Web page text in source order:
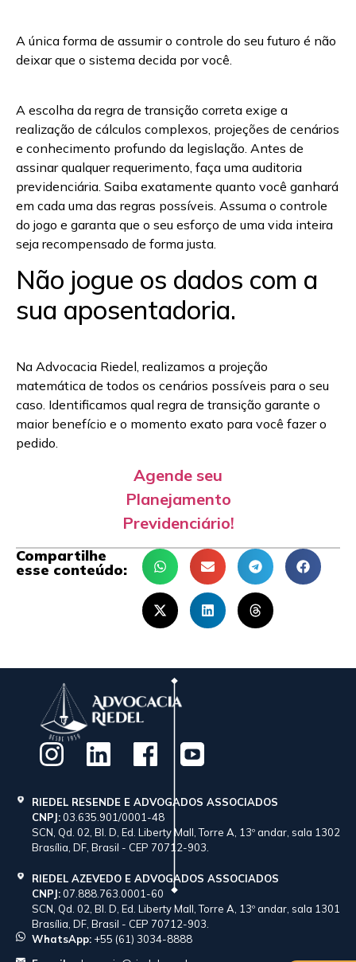
A única forma de assumir o controle do seu futuro é não
deixar que o sistema decida por você.
A escolha da regra de transição correta exige a
realização de cálculos complexos, projeções de cenários
e conhecimento profundo da legislação. Antes de
assinar qualquer requerimento, faça uma auditoria
previdenciária. Saiba exatamente quanto você ganhará
em cada uma das regras possíveis. Assuma o controle
do jogo e garanta que o seu esforço de uma vida inteira
seja recompensado de forma justa.
Não jogue os dados com a
sua aposentadoria.
Na Advocacia Riedel, realizamos a projeção
matemática de todos os cenários possíveis para o seu
caso. Identificamos qual regra de transição garante o
maior benefício e o momento exato para você fazer o
pedido.
Agende seu
Planejamento
Previdenciário!
Compartilhe
esse conteúdo:
RIEDEL RESENDE E ADVOGADOS ASSOCIADOS
CNPJ:03.635.901/0001-48
SCN, Qd. 02, Bl. D, Ed. Liberty Mall, Torre A, 13º andar, sala 1302
Brasília, DF, Brasil - CEP 70712-903.
RIEDEL AZEVEDO E ADVOGADOS ASSOCIADOS
CNPJ:07.888.763.0001-60
SCN, Qd. 02, Bl. D, Ed. Liberty Mall, Torre A, 13º andar, sala 1301
Brasília, DF, Brasil - CEP 70712-903.
WhatsApp: +55 (61) 3034-8888